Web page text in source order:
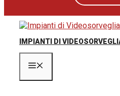
IMPIANTI DI